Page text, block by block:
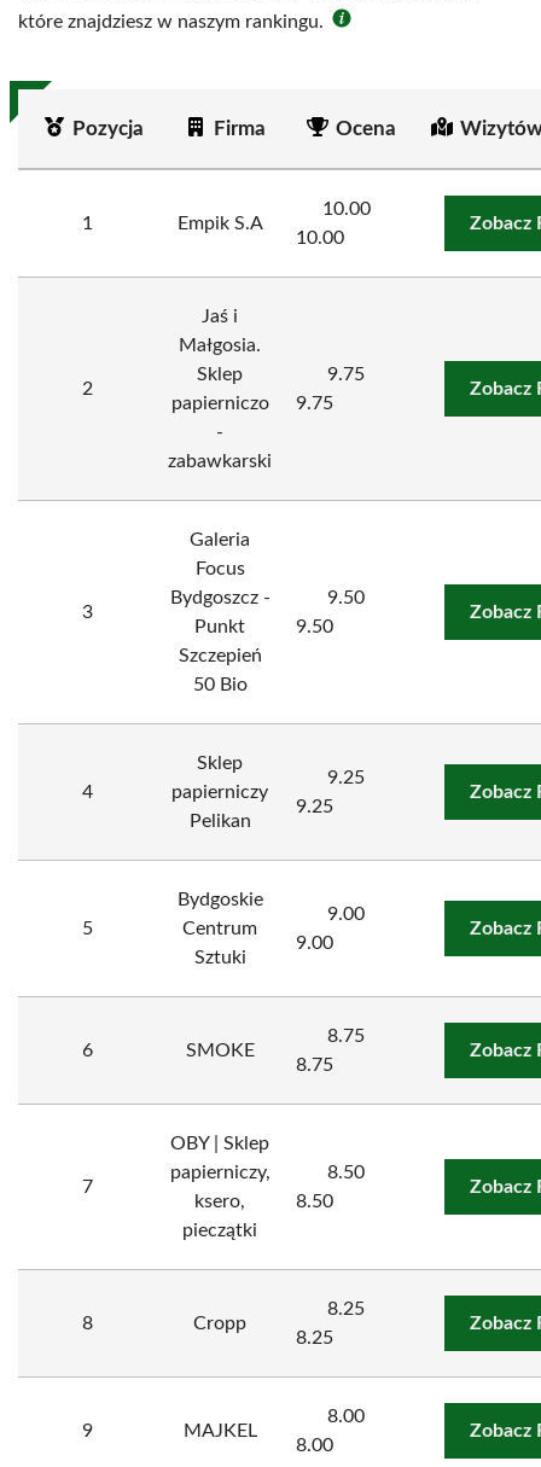
które znajdziesz w naszym rankingu.
Pozycja Firma Ocena
1 Empik S.A
10.00
10.00
Zobacz
2
Jaś i
Małgosia.
Sklep
papierniczo
-
zabawkarski
9.75
9.75
Zobacz
3
Galeria
Focus
Bydgoszcz -
Punkt
Szczepień
50 Bio
9.50
9.50
Zobacz
4
Sklep
papierniczy
Pelikan
9.25
9.25
Zobacz
5
Bydgoskie
Centrum
Sztuki
9.00
9.00
Zobacz
6 SMOKE
8.75
8.75
Zobacz
7
OBY | Sklep
papierniczy,
ksero,
pieczątki
8.50
8.50
Zobacz
8 Cropp
8.25
8.25
Zobacz
9 MAJKEL
8.00
8.00
Zobacz